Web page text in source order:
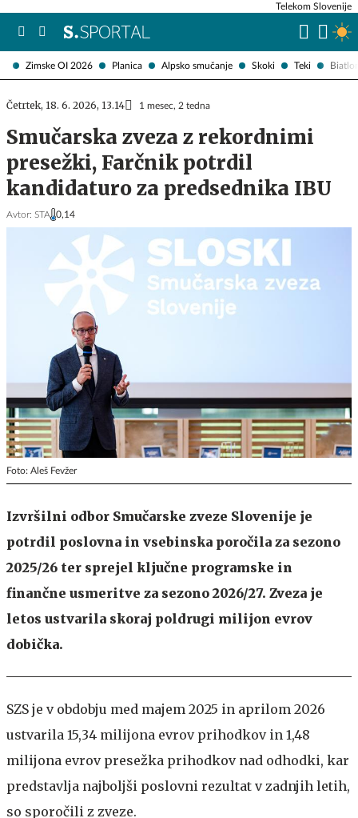
Zimske OI 2026 Planica Alpsko smučanje Skoki Teki
Telekom Slovenije
Četrtek, 18. 6. 2026, 13.14 1 mesec, 2 tedna
Smučarska zveza z rekordnimi
presežki, Farčnik potrdil
kandidaturo za predsednika IBU
Avtor: STA 0,14
Foto: Aleš Fevžer
Izvršilni odbor Smučarske zveze Slovenije je
potrdil poslovna in vsebinska poročila za sezono
2025/26 ter sprejel ključne programske in
finančne usmeritve za sezono 2026/27. Zveza je
letos ustvarila skoraj poldrugi milijon evrov
dobička.
SZS je v obdobju med majem 2025 in aprilom 2026
ustvarila 15,34 milijona evrov prihodkov in 1,48
milijona evrov presežka prihodkov nad odhodki, kar
predstavlja najboljši poslovni rezultat v zadnjih letih,
so sporočili z zveze.